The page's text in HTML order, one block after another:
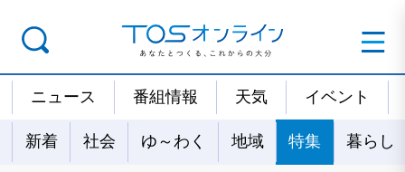
ニュース 番組情報 天気 イベント
新着 社会 ゆ～わく 地域 特集 暮らし